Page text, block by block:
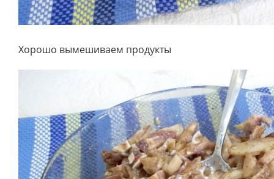
Хорошо вымешиваем продукты